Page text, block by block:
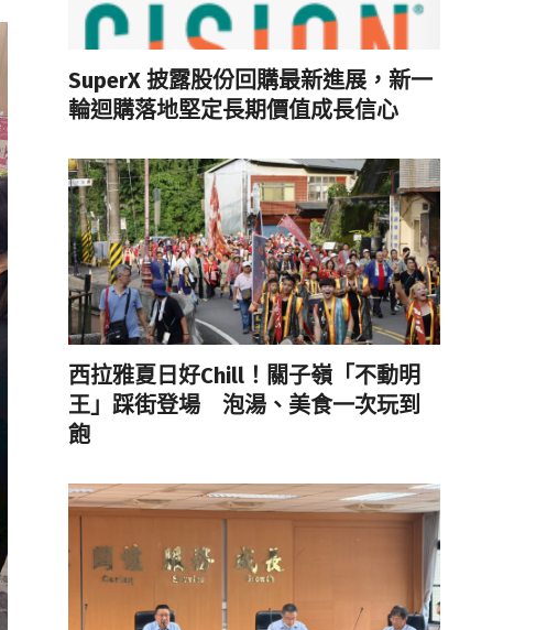
SuperX 披露股份回購最新進展，新一
輪迴購落地堅定長期價值成長信心
西拉雅夏日好Chill！關子嶺「不動明
王」踩街登場 泡湯、美食一次玩到
飽